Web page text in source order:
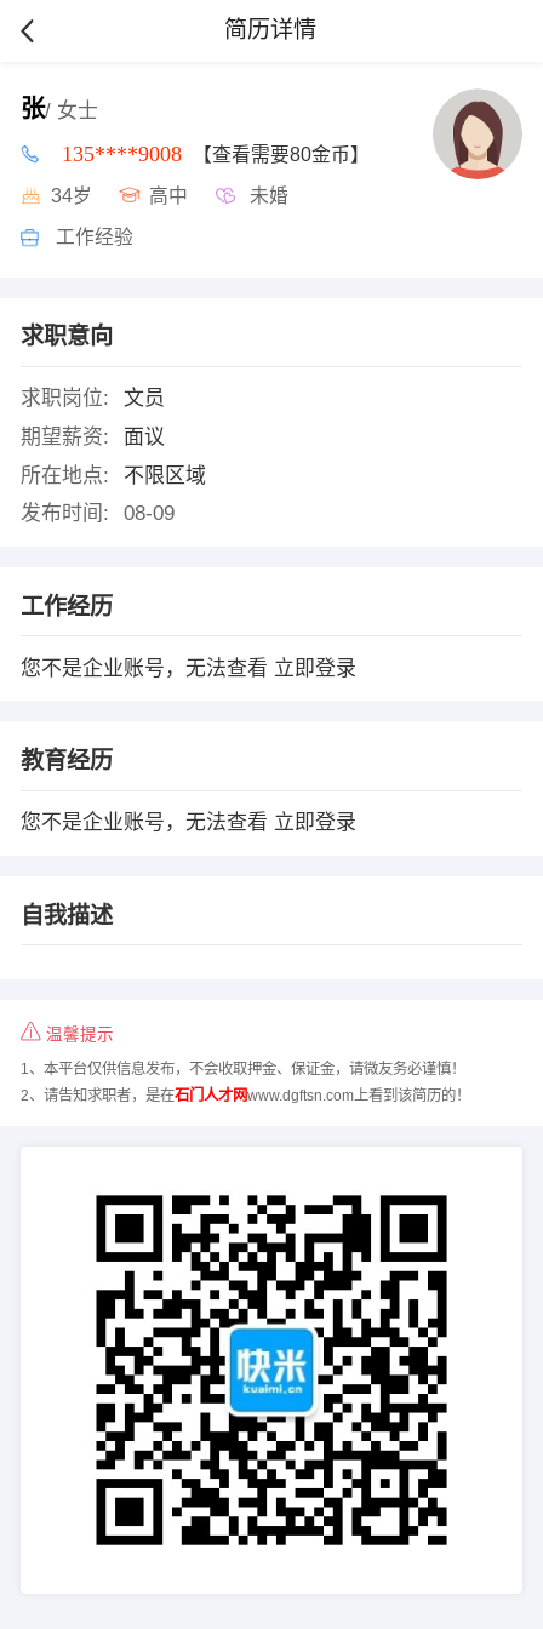
简历详情
张/ 女士
135****9008 【查看需要80金币】
34岁 高中 未婚
工作经验
求职意向
求职岗位:
文员
期望薪资:
面议
所在地点:
不限区域
发布时间:
08-09
工作经历
您不是企业账号，无法查看 立即登录
教育经历
您不是企业账号，无法查看 立即登录
自我描述
温馨提示
1、本平台仅供信息发布，不会收取押金、保证金，请微友务必谨慎！
2、请告知求职者，是在石门人才网www.dgftsn.com上看到该简历的！